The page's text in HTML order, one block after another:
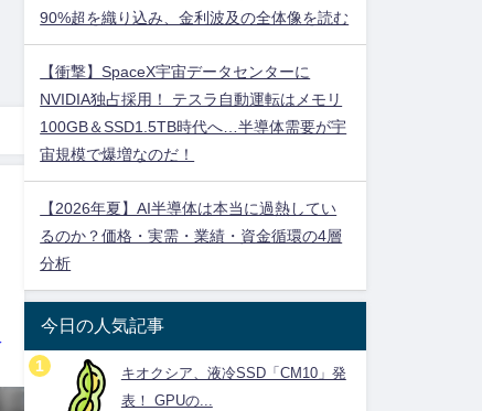
90%超を織り込み、金利波及の全体像を読む
【衝撃】SpaceX宇宙データセンターに
NVIDIA独占採用！ テスラ自動運転はメモリ
100GB＆SSD1.5TB時代へ…半導体需要が宇
宙規模で爆増なのだ！
【2026年夏】AI半導体は本当に過熱してい
るのか？価格・実需・業績・資金循環の4層
分析
今日の人気記事
キオクシア、液冷SSD「CM10」発
表！ GPUの...